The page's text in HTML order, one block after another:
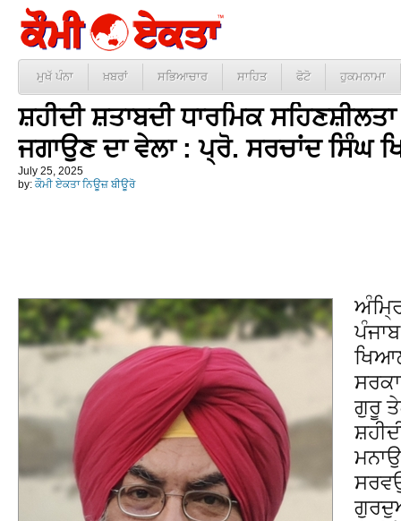
ਮੁਖੱ ਪੰਨਾ ਖ਼ਬਰਾਂ ਸਭਿਆਚਾਰ ਸਾਹਿਤ ਫੋਟੋ ਹੁਕਮਨਾਮਾ
ਸ਼ਹੀਦੀ ਸ਼ਤਾਬਦੀ ਧਾਰਮਿਕ
ਜਗਾਉਣ ਦਾ ਵੇਲਾ : ਪ੍ਰੋ. ਸਰਚਾਂਦ ਸਿੰਘ
July 25, 2025
by: ਕੌਮੀ ਏਕਤਾ ਨਿਊਜ਼ ਬੀਊਰੋ
ਗੁਰੂ